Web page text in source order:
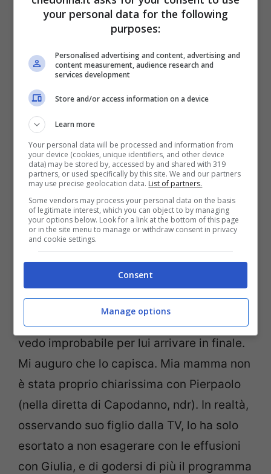
molto presi l’uno dall’altra, ma non può
Elisabetta, ma rispetto le scelte di mio
fratello. Quello che mi interessa è vederlo
felice, anche perché sono certo che stia
risentendo della lontananza da suo figlio
Leonardo, l’affetto di Giulia non può fargli
che bene”, ha spiegato il più piccolo dei
fratelli Pretelli.
Giulio, inoltre, ha dichiarato di non credere
nella presenza di Pierpaolo alla finale del
Grande Fratello Vip 2020.
“Una storia d’amore non basta. Fin quando
non uscirà il lato eclettico di Pierpaolo,
vedo improbabile per lui arrivare in finale.
Mi auguro che lo capisca. Mia mamma non
è stata proprio chiarissima con Pierpaolo
(nella diretta di Capodanno, ndr). In realtà,
osservando suo figlio dalla TV, lo ha solo
esortato a non esagerare con le effusioni
con Giulia, e di godersi di più il programma
your personal data for the following
purposes:
Personalised advertising and content, advertising and
content measurement, audience research and
services development
Store and/or access information on a device
Learn more
Your personal data will be processed and information from
your device (cookies, unique identifiers, and other device
data) may be stored by, accessed by and shared with 319
partners, or used specifically by this site. We and our partners
may use precise geolocation data. List of partners.
Some vendors may process your personal data on the basis
of legitimate interest, which you can object to by managing
your options below. Look for a link at the bottom of this page
or in the site menu to manage or withdraw consent in privacy
and cookie settings.
Consent
Manage options